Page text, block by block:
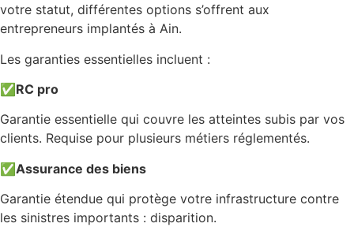
votre statut, différentes options s’offrent aux
entrepreneurs implantés à Ain.
Les garanties essentielles incluent :
✅RC pro
Garantie essentielle qui couvre les atteintes subis par vos
clients. Requise pour plusieurs métiers réglementés.
✅Assurance des biens
Garantie étendue qui protège votre infrastructure contre
les sinistres importants : disparition.